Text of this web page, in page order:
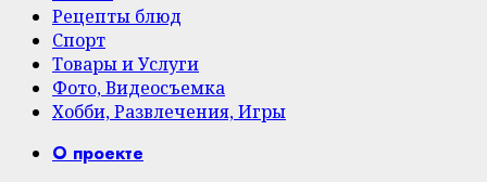
Рецепты блюд
Спорт
Товары и Услуги
Фото, Видеосъемка
Хобби, Развлечения, Игры
PrimaryО проекте